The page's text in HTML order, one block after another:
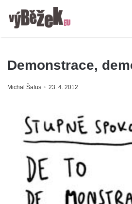
Demonstrace,
Michal Šafus 23. 4. 2012